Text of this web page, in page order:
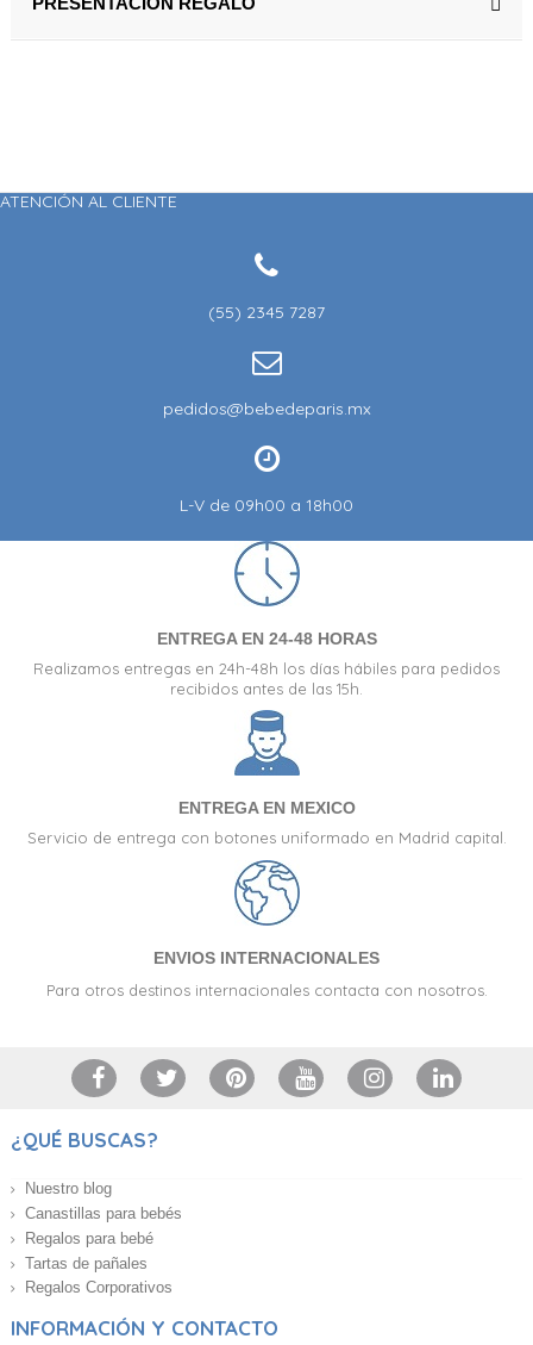
ATENCIÓN AL CLIENTE
(55) 2345 7287
pedidos@bebedeparis.mx
L-V de 09h00 a 18h00
ENTREGA EN 24-48 HORAS
Realizamos entregas en 24h-48h los días hábiles para pedidos
recibidos antes de las 15h.
ENTREGA EN MEXICO
Servicio de entrega con botones uniformado en Madrid capital.
ENVIOS INTERNACIONALES
Para otros destinos internacionales contacta con nosotros.
¿QUÉ BUSCAS?
Nuestro blog
Canastillas para bebés
Regalos para bebé
Tartas de pañales
Regalos Corporativos
INFORMACIÓN Y CONTACTO